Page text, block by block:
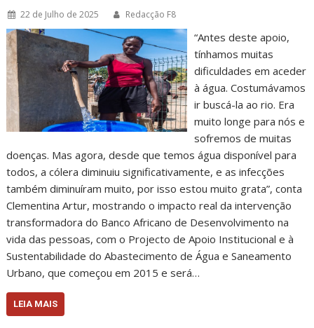
22 de Julho de 2025 Redacção F8
“Antes deste apoio,
tínhamos muitas
dificuldades em aceder
à água. Costumávamos
ir buscá-la ao rio. Era
muito longe para nós e
sofremos de muitas
doenças. Mas agora, desde que temos água disponível para
todos, a cólera diminuiu significativamente, e as infecções
também diminuíram muito, por isso estou muito grata”, conta
Clementina Artur, mostrando o impacto real da intervenção
transformadora do Banco Africano de Desenvolvimento na
vida das pessoas, com o Projecto de Apoio Institucional e à
Sustentabilidade do Abastecimento de Água e Saneamento
Urbano, que começou em 2015 e será…
LEIA MAIS